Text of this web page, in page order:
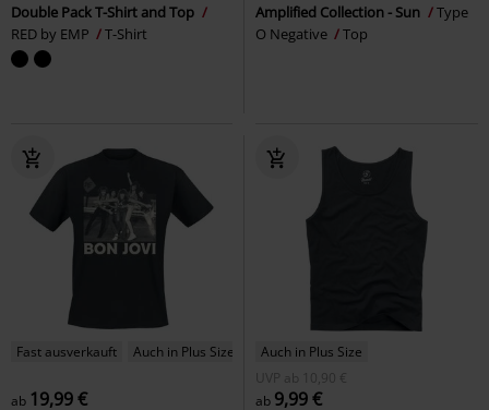
Double Pack T-Shirt and Top
RED by EMP
T-Shirt
Amplified Collection - Sun
Type
O Negative
Top
Fast ausverkauft Auch in Plus Size
ab 19,99 €
Auch in Plus Size
UVP
ab
10,90 €
ab 9,99 €